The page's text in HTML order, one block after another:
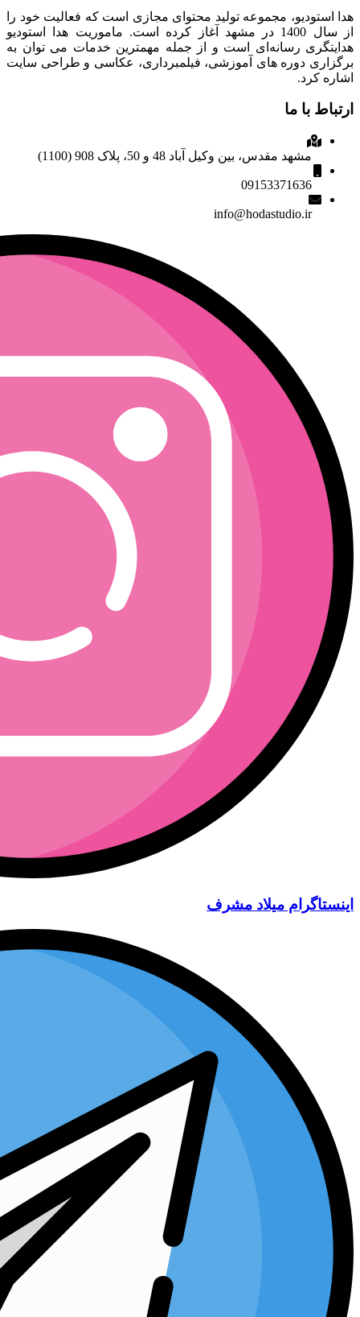
هدا استودیو، مجموعه تولید محتوای مجازی است که فعالیت خود را
از سال 1400 در مشهد آغاز کرده است. ماموریت هدا استودیو
هدایتگری رسانه‌ای است و از جمله مهمترین خدمات می توان به
برگزاری دوره های آموزشی، فیلمبرداری، عکاسی و طراحی سایت
اشاره کرد.
ارتباط با ما
مشهد مقدس، بین وکیل آباد 48 و 50، پلاک 908 (1100)
info@hodastudio.ir
اینستاگرام میلاد مشرف